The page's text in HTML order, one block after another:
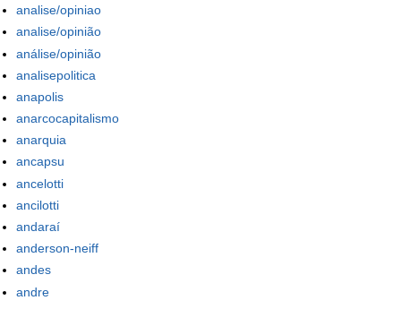
analise/opiniao
analise/opinião
análise/opinião
analisepolitica
anapolis
anarcocapitalismo
anarquia
ancapsu
ancelotti
ancilotti
andaraí
anderson-neiff
andes
andre